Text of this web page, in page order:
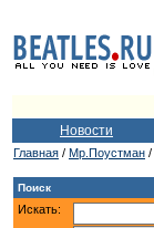
Новости
Главная / Мр.Поустман /
Поиск
Искать: